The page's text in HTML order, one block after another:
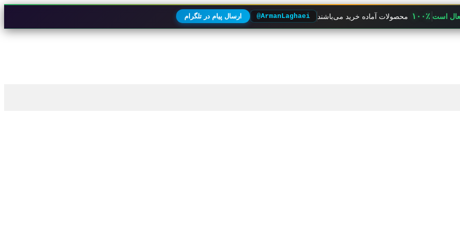
است ۱۰۰٪ محصولات آماده خرید می‌باشند @ArmanLaghaei ارسال پیام در تلگرام